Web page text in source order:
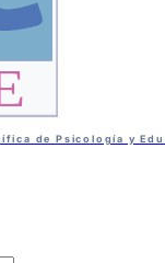
de Psicología y